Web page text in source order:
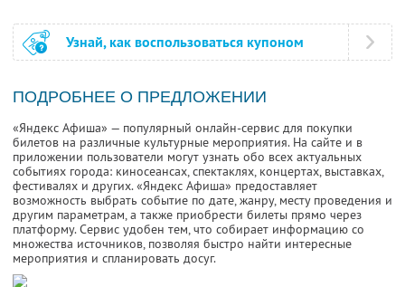
Узнай, как воспользоваться купоном
ПОДРОБНЕЕ О ПРЕДЛОЖЕНИИ
«Яндекс Афиша» — популярный онлайн-сервис для покупки
билетов на различные культурные мероприятия. На сайте и в
приложении пользователи могут узнать обо всех актуальных
событиях города: киносеансах, спектаклях, концертах, выставках,
фестивалях и других. «Яндекс Афиша» предоставляет
возможность выбрать событие по дате, жанру, месту проведения и
другим параметрам, а также приобрести билеты прямо через
платформу. Сервис удобен тем, что собирает информацию со
множества источников, позволяя быстро найти интересные
мероприятия и спланировать досуг.